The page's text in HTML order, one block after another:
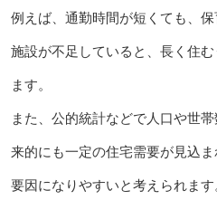
例えば、通勤時間が短くても、
施設が不足していると、長く住
ます。
また、公的統計などで人口や世
来的にも一定の住宅需要が見込
要因になりやすいと考えられます